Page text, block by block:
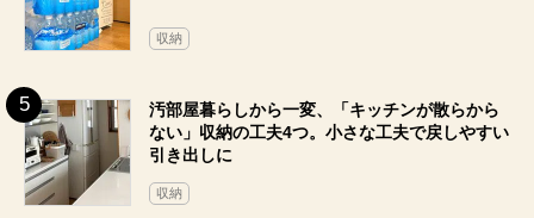
収納
汚部屋暮らしから一変、「キッチンが散らから
ない」収納の工夫4つ。小さな工夫で戻しやすい
引き出しに
収納